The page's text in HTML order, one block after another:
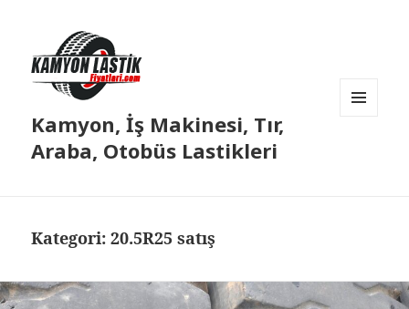
Kamyon, İş Makinesi, Tır,
Araba, Otobüs Lastikleri
Kategori:20.5R25 satış